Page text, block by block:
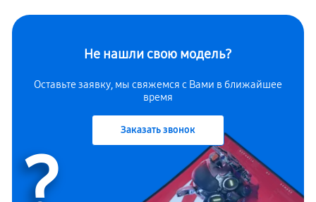
Не нашли свою модель?
Оставьте заявку, мы свяжемся с Вами в ближайшее
время
Заказать звонок